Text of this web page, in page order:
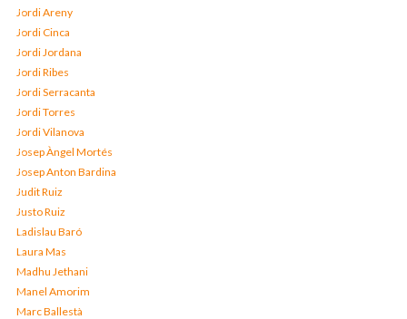
Jordi Areny
Jordi Cinca
Jordi Jordana
Jordi Ribes
Jordi Serracanta
Jordi Torres
Jordi Vilanova
Josep Àngel Mortés
Josep Anton Bardina
Judit Ruiz
Justo Ruiz
Ladislau Baró
Laura Mas
Madhu Jethani
Manel Amorim
Marc Ballestà